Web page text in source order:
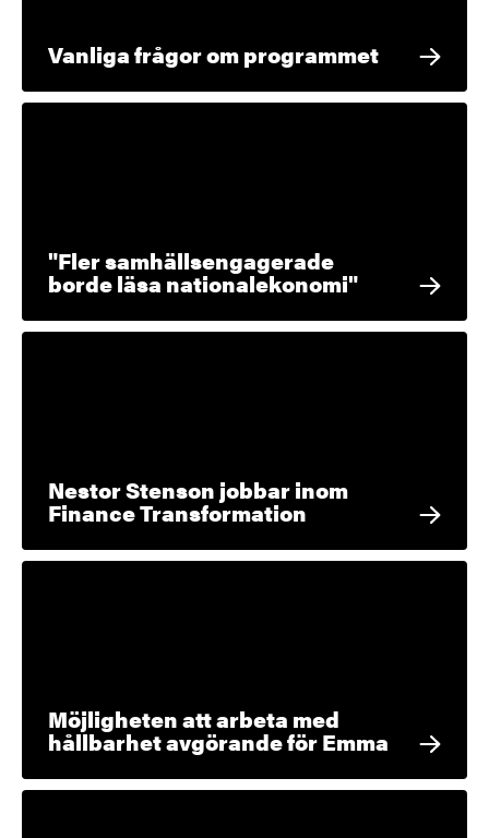
Vanliga frågor om programmet
"Fler samhällsengagerade
borde läsa nationalekonomi"
Nestor Stenson jobbar inom
Finance Transformation
Möjligheten att arbeta med
hållbarhet avgörande för Emma